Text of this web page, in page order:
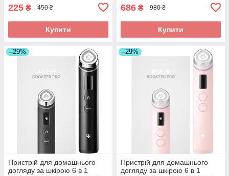
225 ₴ 450 ₴
Купити
686 ₴ 980 ₴
Купити
–29%
Пристрій для домашнього
догляду за шкірою 6 в 1
–29%
Пристрій для домашнього
догляду за шкірою 6 в 1